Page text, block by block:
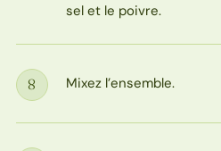
sel et le poivre.
Étape
8 Mixez l’ensemble.